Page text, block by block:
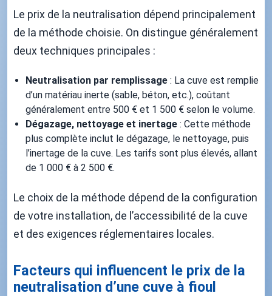
Le prix de la neutralisation dépend principalement
de la méthode choisie. On distingue généralement
deux techniques principales :
Neutralisation par remplissage : La cuve est remplie
d’un matériau inerte (sable, béton, etc.), coûtant
généralement entre 500 € et 1 500 € selon le volume.
Dégazage, nettoyage et inertage : Cette méthode
plus complète inclut le dégazage, le nettoyage, puis
l’inertage de la cuve. Les tarifs sont plus élevés, allant
de 1 000 € à 2 500 €.
Le choix de la méthode dépend de la configuration
de votre installation, de l’accessibilité de la cuve
et des exigences réglementaires locales.
Facteurs qui influencent le prix de la
neutralisation d’une cuve à fioul